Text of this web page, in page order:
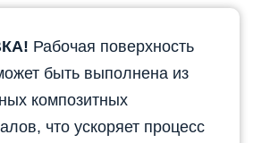
Рабочая поверхность
быть выполнена из
композитных
что ускоряет процесс